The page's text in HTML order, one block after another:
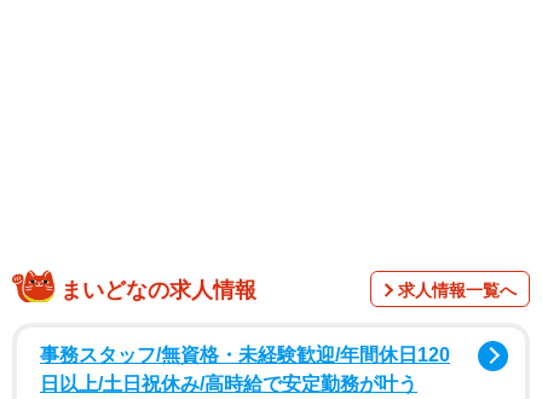
まいどなの求人情報 求人情報一覧へ
事務スタッフ/無資格・未経験歓迎/年間休日120
日以上/土日祝休み/高時給で安定勤務が叶う